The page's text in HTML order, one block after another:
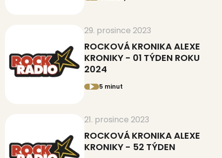
29. prosince 2023
ROCKOVÁ KRONIKA ALEXE
KRONIKY - 01 TÝDEN ROKU
2024
5 minut
21. prosince 2023
ROCKOVÁ KRONIKA ALEXE
KRONIKY - 52 TÝDEN